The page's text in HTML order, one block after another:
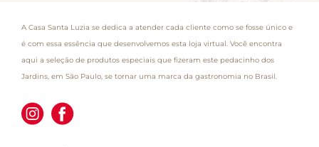
A Casa Santa Luzia se dedica a atender cada cliente como se fosse único e
é com essa essência que desenvolvemos esta loja virtual. Você encontra
aqui a seleção de produtos especiais que fizeram este pedacinho dos
Jardins, em São Paulo, se tornar uma marca da gastronomia no Brasil.